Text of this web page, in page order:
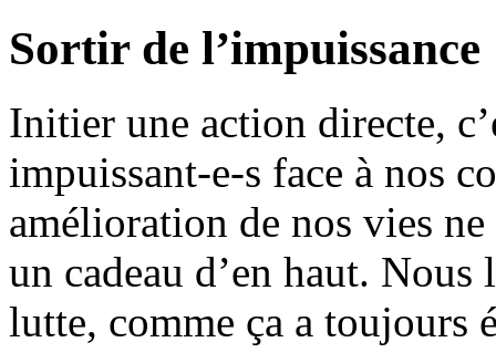
Sortir de l’impuissance
Initier une action directe,
impuissant-e-s face à nos
amélioration de nos vies
un cadeau d’en haut.
lutte, comme ça a toujours